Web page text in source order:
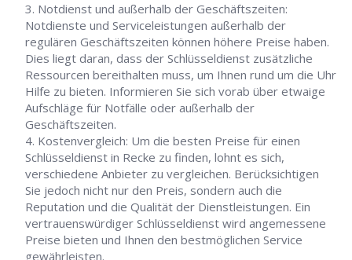
Notdienst und außerhalb der Geschäftszeiten:
Notdienste und Serviceleistungen außerhalb der
regulären Geschäftszeiten können höhere Preise haben.
Dies liegt daran, dass der Schlüsseldienst zusätzliche
Ressourcen bereithalten muss, um Ihnen rund um die Uhr
Hilfe zu bieten. Informieren Sie sich vorab über etwaige
Aufschläge für Notfälle oder außerhalb der
Geschäftszeiten.
Kostenvergleich: Um die besten Preise für einen
Schlüsseldienst in Recke zu finden, lohnt es sich,
verschiedene Anbieter zu vergleichen. Berücksichtigen
Sie jedoch nicht nur den Preis, sondern auch die
Reputation und die Qualität der Dienstleistungen. Ein
vertrauenswürdiger Schlüsseldienst wird angemessene
Preise bieten und Ihnen den bestmöglichen Service
gewährleisten.